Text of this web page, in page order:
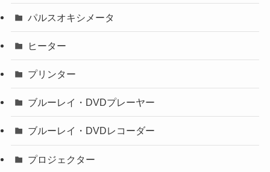
パルスオキシメータ
ヒーター
プリンター
ブルーレイ・DVDプレーヤー
ブルーレイ・DVDレコーダー
プロジェクター